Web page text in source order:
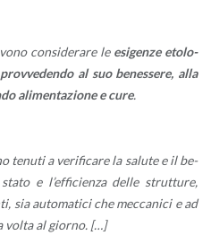
con­si­de­ra­re le esi­gen­ze eto­lo­
al suo be­nes­se­re, alla
ali­men­ta­zio­ne e cure.
te­nu­ti a ve­ri­fi­ca­re la sa­lu­te e il be­
e l’ef­fi­cien­za delle strut­tu­re,
sia au­to­ma­ti­ci che mec­ca­ni­ci e ad
volta al gior­no. […]